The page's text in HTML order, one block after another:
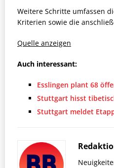
Weitere Schritte umfassen
Kriterien sowie die
Quelle anzeigen
Auch interessant:
Esslingen plant 68
Stuttgart hisst
Stuttgart meldet